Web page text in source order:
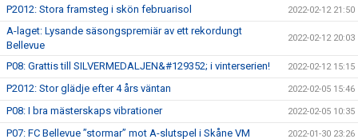
P2012: Stora framsteg i skön februarisol 2022-02-12 21:50
A-laget: Lysande säsongspremiär av ett rekordungt
Bellevue
2022-02-12 20:03
P08: Grattis till SILVERMEDALJEN&#129352; i vinterserien! 2022-02-12 15:15
P2012: Stor glädje efter 4 års väntan 2022-02-05 15:46
P08: I bra mästerskaps vibrationer 2022-02-05 10:35
P07: FC Bellevue ”stormar” mot A-slutspel i Skåne VM 2022-01-30 23:26